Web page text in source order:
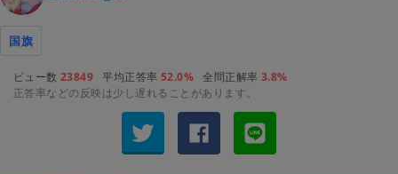
国旗
ビュー数 23849 平均正答率 52.0% 全問正解率 3.8%
正答率などの反映は少し遅れることがあります。